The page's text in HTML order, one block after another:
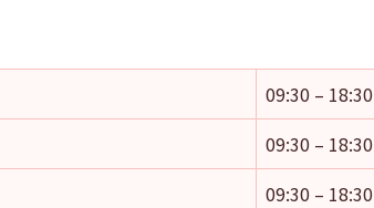
09:30 – 18:30
09:30 – 18:30
09:30 – 18:30